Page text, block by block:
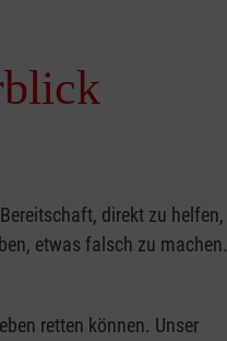
direkt zu helfen,
etwas falsch zu machen.
retten können. Unser